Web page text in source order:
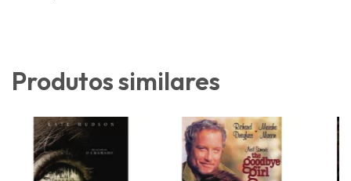
Produtos similares